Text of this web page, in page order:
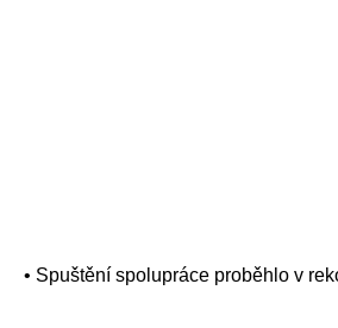
• Spuštění spolupráce proběhlo v